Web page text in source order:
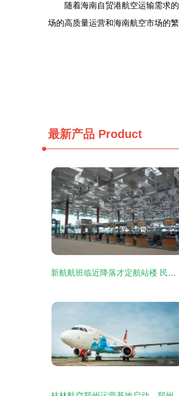
随着海南自贸港航空运输需求
场的高质量运营和海南航空市场的
最新产品 Product